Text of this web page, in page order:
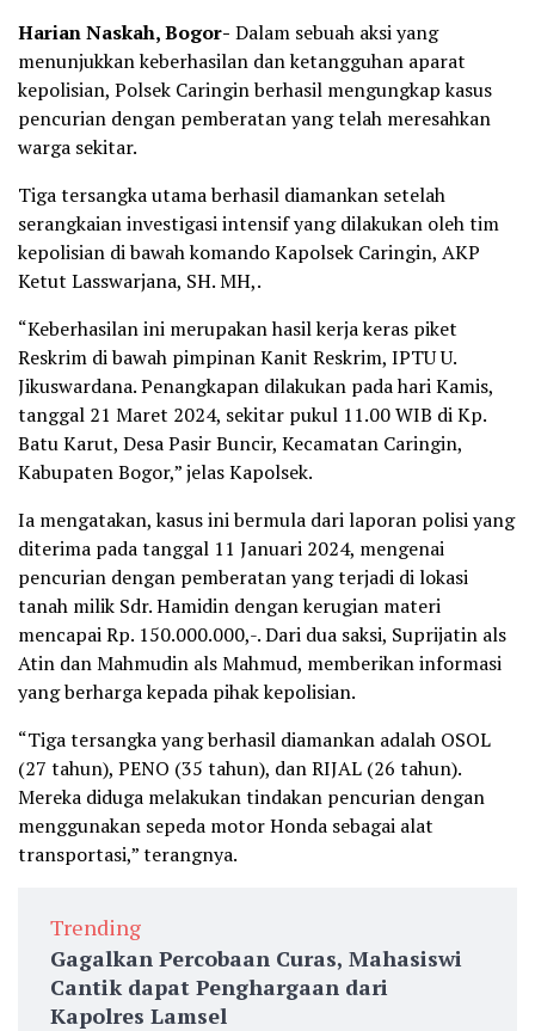
Harian Naskah, Bogor- Dalam sebuah aksi yang
menunjukkan keberhasilan dan ketangguhan aparat
kepolisian, Polsek Caringin berhasil mengungkap kasus
pencurian dengan pemberatan yang telah meresahkan
warga sekitar.
Tiga tersangka utama berhasil diamankan setelah
serangkaian investigasi intensif yang dilakukan oleh tim
kepolisian di bawah komando Kapolsek Caringin, AKP
Ketut Lasswarjana, SH. MH,.
“Keberhasilan ini merupakan hasil kerja keras piket
Reskrim di bawah pimpinan Kanit Reskrim, IPTU U.
Jikuswardana. Penangkapan dilakukan pada hari Kamis,
tanggal 21 Maret 2024, sekitar pukul 11.00 WIB di Kp.
Batu Karut, Desa Pasir Buncir, Kecamatan Caringin,
Kabupaten Bogor,” jelas Kapolsek.
Ia mengatakan, kasus ini bermula dari laporan polisi yang
diterima pada tanggal 11 Januari 2024, mengenai
pencurian dengan pemberatan yang terjadi di lokasi
tanah milik Sdr. Hamidin dengan kerugian materi
mencapai Rp. 150.000.000,-. Dari dua saksi, Suprijatin als
Atin dan Mahmudin als Mahmud, memberikan informasi
yang berharga kepada pihak kepolisian.
“Tiga tersangka yang berhasil diamankan adalah OSOL
(27 tahun), PENO (35 tahun), dan RIJAL (26 tahun).
Mereka diduga melakukan tindakan pencurian dengan
menggunakan sepeda motor Honda sebagai alat
transportasi,” terangnya.
Trending
Gagalkan Percobaan Curas, Mahasiswi
Cantik dapat Penghargaan dari
Kapolres Lamsel